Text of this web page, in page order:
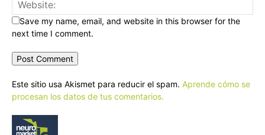
Save my name, email, and website in this browser for the
next time I comment.
Este sitio usa Akismet para reducir el spam. Aprende cómo se
procesan los datos de tus comentarios.